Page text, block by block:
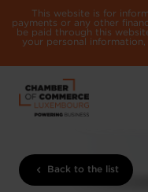
This website is for
payments or any other
be paid through this
your personal
Back to the list